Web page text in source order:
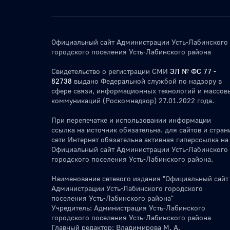
Официальный сайт Администрации Усть-Лабинского
городского поселения Усть-Лабинского района
Свидетельство о регистрации СМИ ЭЛ № ФС 77 -
82738 выдано Федеральной службой по надзору в
сфере связи, информационных технологий и
коммуникаций (Роскомнадзор) 27.01.2022 года.
При перепечатке и использовании информации
ссылка на источник обязательна. для сайтов и
сети Интернет обязательна активная гиперссылка на
Официальный сайт Администрации Усть-Лабинского
городского поселения Усть-Лабинского района.
Наименование сетевого издания "Официальный сайт
Администрации Усть-Лабинского городского
поселения Усть-Лабинского района"
Учредитель: Администрация Усть-Лабинского
городского поселения Усть-Лабинского района
Главный редактор: Владимирова М. А.